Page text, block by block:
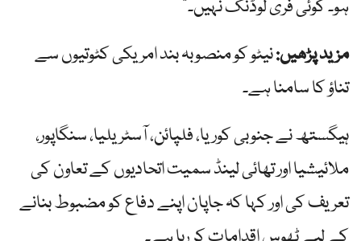
ہو۔ کوئی فری لوڈنگ نہیں۔”
مزید پڑھیں:نیٹو کو منصوبہ بند امریکی کٹوتیوں سے
تناؤ کا سامنا ہے۔
ہیگستھ نے جنوبی کوریا، فلپائن، آسٹریلیا، سنگاپور،
ملائیشیا اور تھائی لینڈ سمیت اتحادیوں کے تعاون کی
تعریف کی اور کہا کہ جاپان اپنے دفاع کو مضبوط بنانے